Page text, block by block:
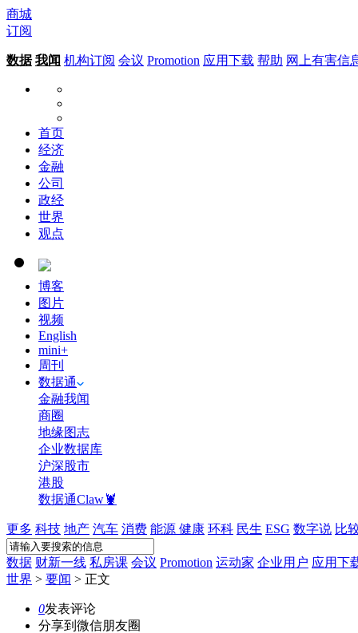
商城
订阅
数据 我闻 机构订阅 会议 Promotion 应用下载 帮助 网上有害信
首页
经济
金融
公司
政经
世界
观点
博客
图片
视频
English
mini+
周刊
数据通
金融我闻
商圈
地缘图志
企业数据库
沪深股市
港股
数据通Claw🦞
更多 科技 地产 汽车 消费 能源 健康 环科 民生 ESG 数字说 比
数据 财新一线 私房课 会议 Promotion 运动家 企业用户 应用下
世界 > 要闻 > 正文
0发表评论
分享到微信朋友圈